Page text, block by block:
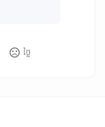
ថ្លៃ